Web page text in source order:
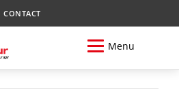
CONTACT
Menu